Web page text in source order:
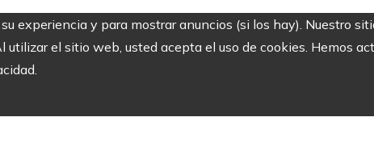
experiencia y para mostrar anuncios (si los hay). Nuestro
utilizar el sitio web, usted acepta el uso de cookies. Hemos